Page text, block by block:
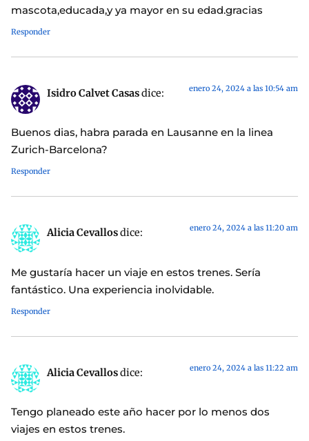
mascota,educada,y ya mayor en su edad.gracias
Responder
Isidro Calvet Casasdice: enero 24, 2024 a las 10:54 am
Buenos dias, habra parada en Lausanne en la linea
Zurich-Barcelona?
Responder
Alicia Cevallosdice: enero 24, 2024 a las 11:20 am
Me gustaría hacer un viaje en estos trenes. Sería
fantástico. Una experiencia inolvidable.
Responder
Alicia Cevallosdice: enero 24, 2024 a las 11:22 am
Tengo planeado este año hacer por lo menos dos
viajes en estos trenes.